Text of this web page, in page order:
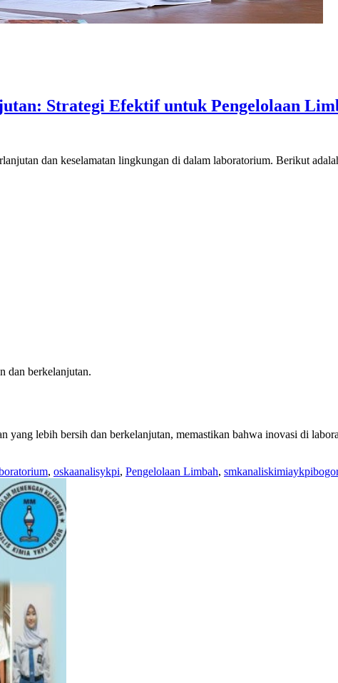
Strategi Efektif untuk Pengelolaan
dan keselamatan lingkungan di dalam laboratorium. Berikut
dan berkelanjutan.
lebih bersih dan berkelanjutan, memastikan bahwa inovasi di
, oskaanalisykpi, Pengelolaan Limbah,